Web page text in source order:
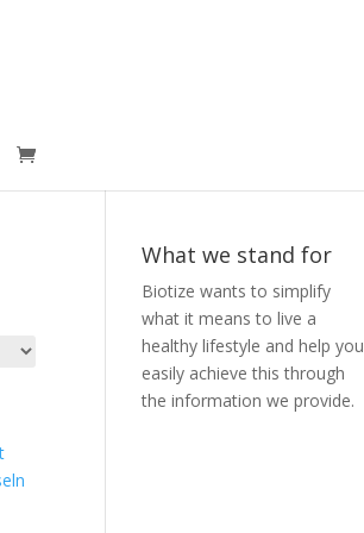
What we stand for
Biotize wants to simplify
what it means to live a
healthy lifestyle and help you
easily achieve this through
the information we provide.